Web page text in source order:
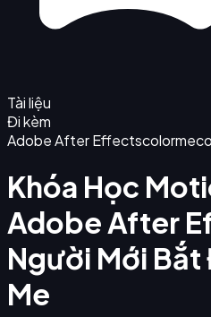
Tài liệu
Đi kèm
Adobe After Effectscolorme
Khóa Học
Adobe After
Người Mới
Me